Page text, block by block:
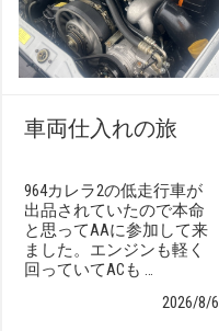
車両仕入れの旅
964カレラ2の低走行車が
出品されていたので本命
と思ってAAに参加して来
ました。エンジンも軽く
回っていてACも …
2026/8/6